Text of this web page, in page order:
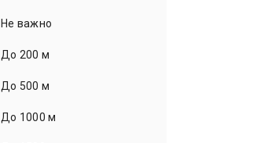
Не важно
До 200 м
До 500 м
До 1000 м